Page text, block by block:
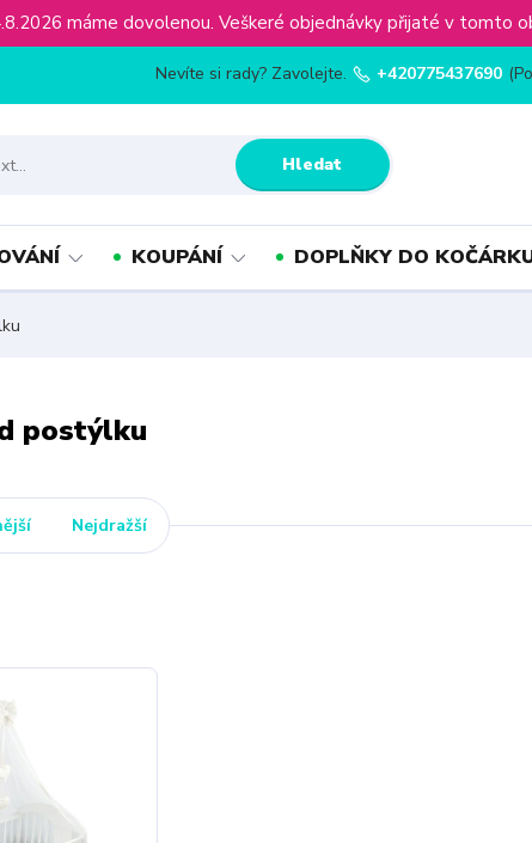
máme dovolenou. Veškeré objednávky přijaté v
Hledat
Nevíte si rady? Zavolejte. +420775437690
KOUPÁNÍ DOPLŇKY DO
postýlku
Nejdražší